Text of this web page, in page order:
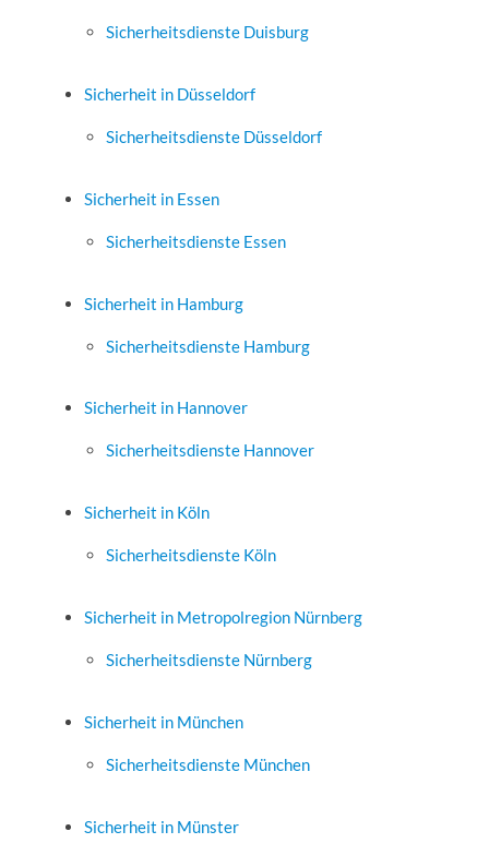
Sicherheitsdienste Duisburg
Sicherheit in Düsseldorf
Sicherheitsdienste Düsseldorf
Sicherheit in Essen
Sicherheitsdienste Essen
Sicherheit in Hamburg
Sicherheitsdienste Hamburg
Sicherheit in Hannover
Sicherheitsdienste Hannover
Sicherheit in Köln
Sicherheitsdienste Köln
Sicherheit in Metropolregion Nürnberg
Sicherheitsdienste Nürnberg
Sicherheit in München
Sicherheitsdienste München
Sicherheit in Münster